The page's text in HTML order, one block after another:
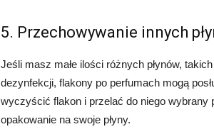
5. Przechowywanie innych
Jeśli masz małe ilości różnych płynów,
dezynfekcji, flakony po perfumach mogą
wyczyścić flakon i przelać do niego wybrany
opakowanie na swoje płyny.